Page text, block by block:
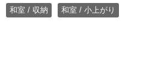
和室 / 収納 和室 / 小上がり